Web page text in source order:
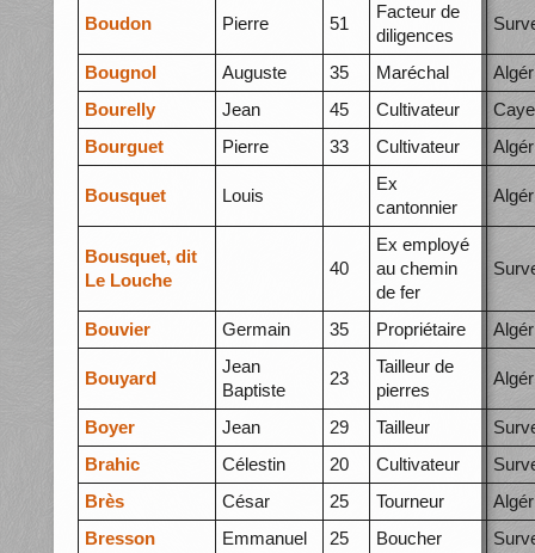
Boudon Pierre 51
Facteur de
diligences
Bougnol Auguste 35 Maréchal
Bourelly
Jean 45 Cultivateur
Bourguet
Pierre 33 Cultivateur
Bousquet Louis
Ex
cantonnier
Bousquet, dit
Le Louche
40
Ex employé
au chemin
de fer
Bouvier Germain 35 Propriétaire
Bouyard
Jean
Baptiste
23
Tailleur de
pierres
Boyer Jean 29 Tailleur
Brahic
Célestin 20 Cultivateur
Brès
César 25 Tourneur
Bresson
Emmanuel 25 Boucher